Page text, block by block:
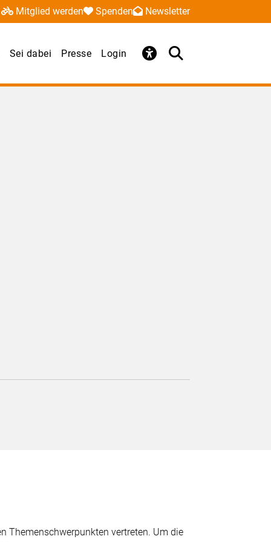
Mitglied werden Spenden Newsletter
Sei dabei Presse Login
Themenschwerpunkten vertreten. Um die